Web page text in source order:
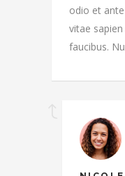
odio et
vitae
faucibus.